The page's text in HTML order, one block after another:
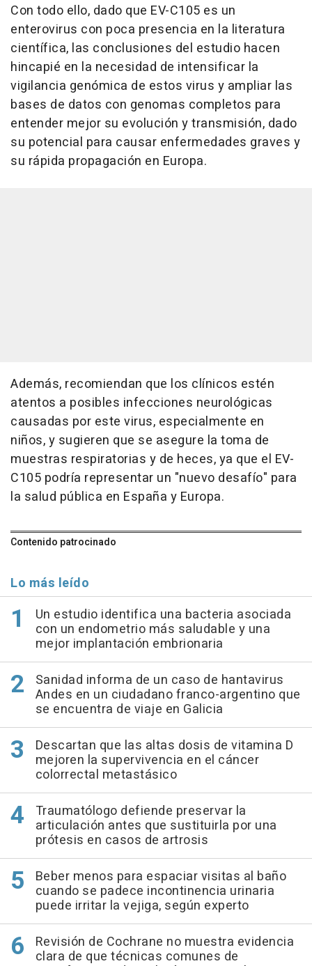
Con todo ello, dado que EV-C105 es un
enterovirus con poca presencia en la literatura
científica, las conclusiones del estudio hacen
hincapié en la necesidad de intensificar la
vigilancia genómica de estos virus y ampliar las
bases de datos con genomas completos para
entender mejor su evolución y transmisión, dado
su potencial para causar enfermedades graves y
su rápida propagación en Europa.
Además, recomiendan que los clínicos estén
atentos a posibles infecciones neurológicas
causadas por este virus, especialmente en
niños, y sugieren que se asegure la toma de
muestras respiratorias y de heces, ya que el EV-
C105 podría representar un "nuevo desafío" para
la salud pública en España y Europa.
Contenido patrocinado
Lo más leído
Un estudio identifica una bacteria asociada
con un endometrio más saludable y una
mejor implantación embrionaria
Sanidad informa de un caso de hantavirus
Andes en un ciudadano franco-argentino que
se encuentra de viaje en Galicia
Descartan que las altas dosis de vitamina D
mejoren la supervivencia en el cáncer
colorrectal metastásico
Traumatólogo defiende preservar la
articulación antes que sustituirla por una
prótesis en casos de artrosis
Beber menos para espaciar visitas al baño
cuando se padece incontinencia urinaria
puede irritar la vejiga, según experto
Revisión de Cochrane no muestra evidencia
clara de que técnicas comunes de